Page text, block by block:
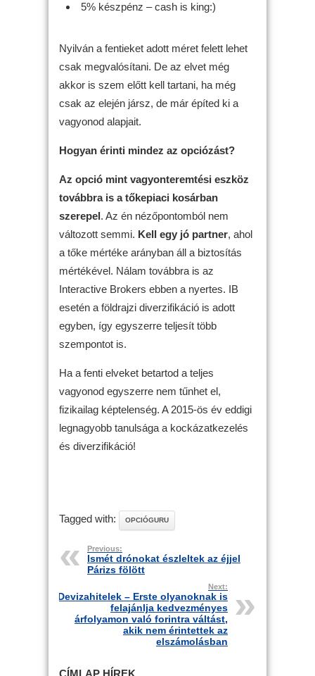
5% készpénz – cash is king:)
Nyilván a fentieket adott méret felett lehet
csak megvalósítani. De az elvet még
akkor is szem előtt kell tartani, ha még
csak az elején jársz, de már építed ki a
vagyonod alapjait.
Hogyan érinti mindez az opciózást?
Az opció mint vagyonteremtési eszköz
továbbra is a tőkepiaci kosárban
szerepel. Az én nézőpontomból nem
változott semmi. Kell egy jó partner, ahol
a tőke mértéke arányban áll a biztosítás
mértékével. Nálam továbbra is az
Interactive Brokers ebben a nyertes. IB
esetén a földrajzi diverzifikáció is adott
egyben, így egyszerre teljesít több
szempontot is.
Ha a fenti elveket betartod a teljes
vagyonod egyszerre nem tűnhet el,
fizikailag képtelenség. A 2015-ös év eddigi
legnagyobb tanulsága a kockázatkezelés
és diverzifikáció!
Tagged with: OPCIÓGURU
Previous:
Ismét drónokat észleltek az éjjel
Párizs fölött
Next:
Devizahitelek – Erste olyanoknak is
felajánlja kedvezményes
árfolyamon való forintra váltást,
akik nem érintettek az
elszámolásban
CÍMLAP HÍREK